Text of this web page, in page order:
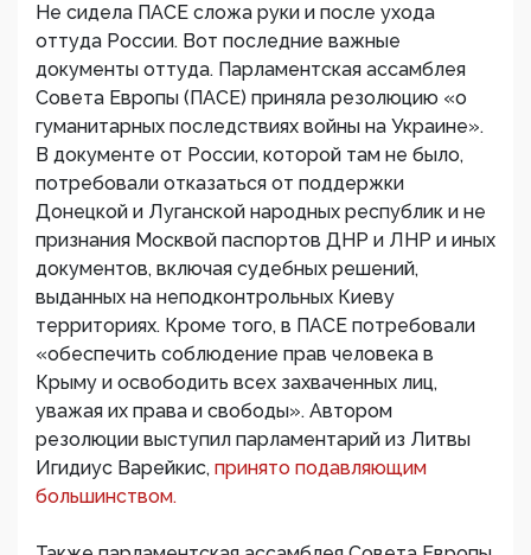
Не сидела ПАСЕ сложа руки и после ухода
оттуда России. Вот последние важные
документы оттуда. Парламентская ассамблея
Совета Европы (ПАСЕ) приняла резолюцию «о
гуманитарных последствиях войны на Украине».
В документе от России, которой там не было,
потребовали отказаться от поддержки
Донецкой и Луганской народных республик и не
признания Москвой паспортов ДНР и ЛНР и иных
документов, включая судебных решений,
выданных на неподконтрольных Киеву
территориях. Кроме того, в ПАСЕ потребовали
«обеспечить соблюдение прав человека в
Крыму и освободить всех захваченных лиц,
уважая их права и свободы». Автором
резолюции выступил парламентарий из Литвы
Игидиус Варейкис, принято подавляющим
большинством.